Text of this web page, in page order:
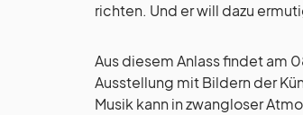
richten. Und er will dazu
Aus diesem Anlass findet am
Ausstellung mit Bildern der
Musik kann in zwangloser